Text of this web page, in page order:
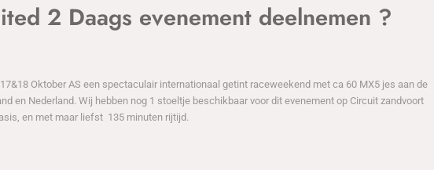
2 Daags evenement deelnemen ?
Oktober AS een spectaculair internationaal getint raceweekend met ca 60 MX5 jes aan de
en Nederland. Wij hebben nog 1 stoeltje beschikbaar voor dit evenement op Circuit zandvoort
en met maar liefst 135 minuten rijtijd.